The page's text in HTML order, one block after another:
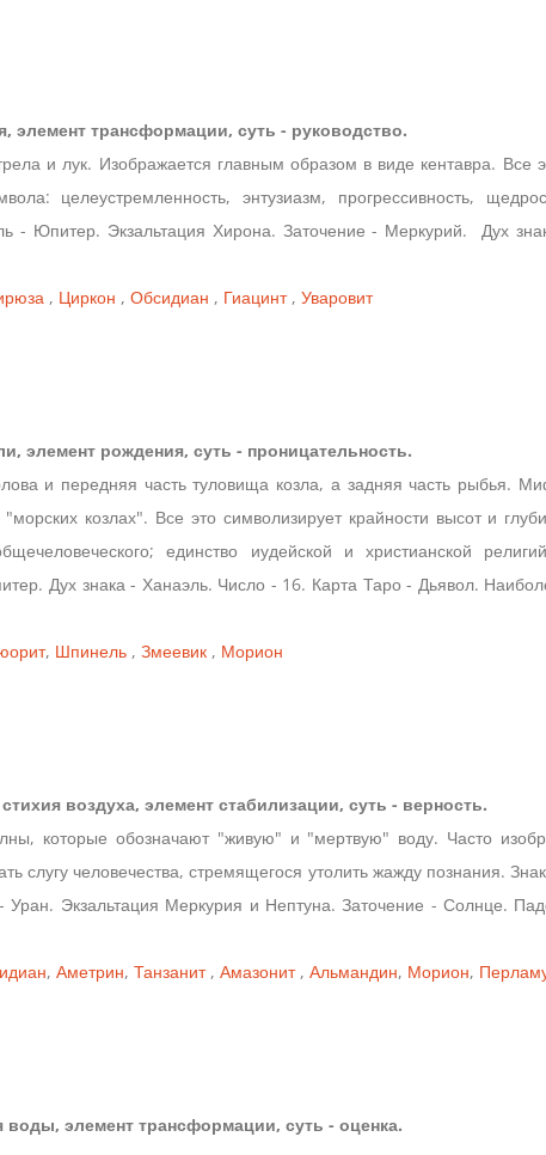
элемент трансформации, суть - руководство.
и лук. Изображается главным образом в виде кентавра. Все
целеустремленность, энтузиазм, прогрессивность,
- Юпитер. Экзальтация Хирона. Заточение - Меркурий. Дух
, Циркон , Обсидиан , Гиацинт, Уваровит
элемент рождения, суть - проницательность.
и передняя часть туловища козла, а задняя часть рыбья.
козлах". Все это символизирует крайности высот и
единство иудейской и христианской
Дух знака - Ханаэль. Число - 16. Карта Таро - Дьявол.
, Шпинель , Змеевик , Морион
воздуха, элемент стабилизации, суть - верность.
которые обозначают "живую" и "мертвую" воду. Часто
слугу человечества, стремящегося утолить жажду познания.
Уран. Экзальтация Меркурия и Нептуна. Заточение - Солнце.
, Аметрин, Танзанит, Амазонит, Альмандин, Морион,
элемент трансформации, суть - оценка.